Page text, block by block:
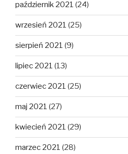
październik 2021 (24)
wrzesień 2021 (25)
sierpień 2021 (9)
lipiec 2021 (13)
czerwiec 2021 (25)
maj 2021 (27)
kwiecień 2021 (29)
marzec 2021 (28)